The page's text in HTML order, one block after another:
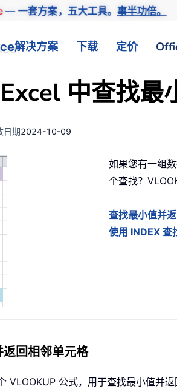
— 一套方案，五大工具。 事半功倍。
解决方案 下载 定价
中查找最
日期2024-10-09
如果您有一组
个查找？
查找最小值并
使用 INDEX 查
回相邻单元格
VLOOKUP 公式，用于查找最小值并返